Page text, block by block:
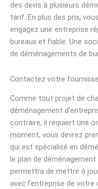
des devis à plusieurs
tarif. En plus des prix,
engagez une entreprise
bureaux et fiable. Une
de déménagements de
Contactez votre
Comme tout projet de
déménagement
contraire, il requiert une
moment, vous devrez
qui est spécialisé en
le plan de
permettra de mettre à
avec l’entreprise de votre